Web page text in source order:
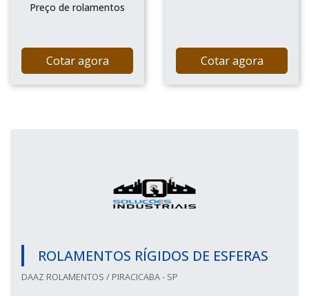
Preço de rolamentos
Cotar agora Cotar agora
ROLAMENTOS RÍGIDOS DE ESFERAS
DAAZ ROLAMENTOS / PIRACICABA - SP